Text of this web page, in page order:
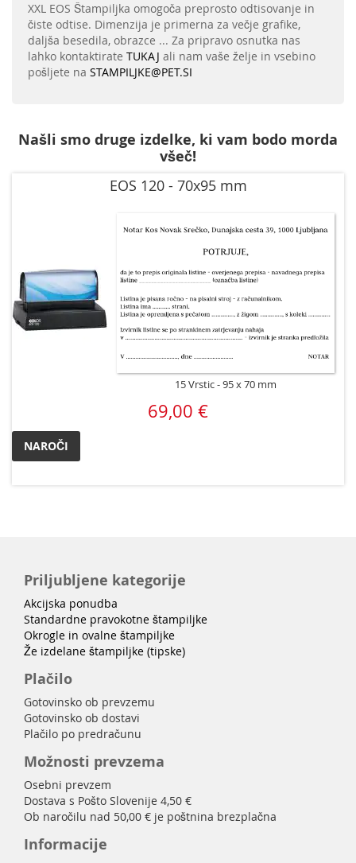
XXL EOS Štampiljka omogoča preprosto odtisovanje in
čiste odtise. Dimenzija je primerna za večje grafike,
daljša besedila, obrazce ... Za pripravo osnutka nas
lahko kontaktirate TUKAJ ali nam vaše želje in vsebino
pošljete na STAMPILJKE@PET.SI
Našli smo druge izdelke, ki vam bodo morda
všeč!
EOS 120 - 70x95 mm
15 Vrstic 95 x 70 mm
69,00 €
NAROČI
Priljubljene kategorije
Akcijska ponudba
Standardne pravokotne štampiljke
Okrogle in ovalne štampiljke
Že izdelane štampiljke (tipske)
Plačilo
Gotovinsko ob prevzemu
Gotovinsko ob dostavi
Plačilo po predračunu
Možnosti prevzema
Osebni prevzem
Dostava s Pošto Slovenije 4,50 €
Ob naročilu nad 50,00 € je poštnina brezplačna
Informacije